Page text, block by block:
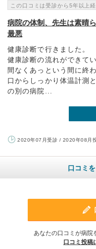
この口コミは受診から5年以上
病院の体制、先生は素晴
最悪
健康診断で行きました。
健康診断の流れができて
間なくあっという間に終
口からしっかり体温計測
の別の病院...
2020年07月受診 / 2020年08月
口コミ
あなたの口コミが病院
口コミ投稿